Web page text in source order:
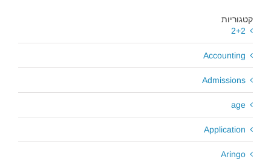
קטגוריות
2+2
Accounting
Admissions
age
Application
Aringo